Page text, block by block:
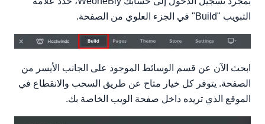
التبويب "Build" في الجزء العلوي من الصفحة.
ابحث الآن عن قسم الوسائط الموجود على الجانب الأيسر من
الصفحة. يتوفر كل خيار متاح عن طريق السحب والانقطاع في
الموقع الذي تريده داخل صفحة الويب الخاصة بك.